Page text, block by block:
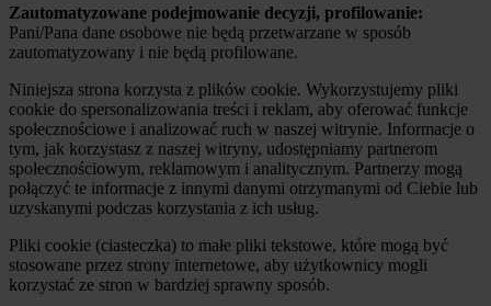
Zautomatyzowane podejmowanie decyzji, profilowanie:
Pani/Pana dane osobowe nie będą przetwarzane w sposób
zautomatyzowany i nie będą profilowane.
Niniejsza strona korzysta z plików cookie. Wykorzystujemy pliki
cookie do spersonalizowania treści i reklam, aby oferować funkcje
społecznościowe i analizować ruch w naszej witrynie. Informacje o
tym, jak korzystasz z naszej witryny, udostępniamy partnerom
społecznościowym, reklamowym i analitycznym. Partnerzy mogą
połączyć te informacje z innymi danymi otrzymanymi od Ciebie lub
uzyskanymi podczas korzystania z ich usług.
Pliki cookie (ciasteczka) to małe pliki tekstowe, które mogą być
stosowane przez strony internetowe, aby użytkownicy mogli
korzystać ze stron w bardziej sprawny sposób.